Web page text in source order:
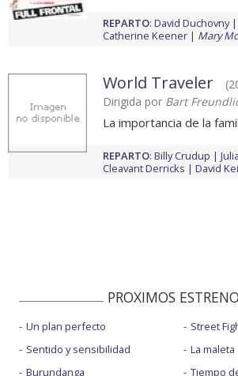
REPARTO: David Duchovny
Catherine Keener
Mary
World Traveler
Dirigida por Bart
La importancia de la
REPARTO: Billy Crudup
Cleavant Derricks
David
PROXIMOS
Un plan perfecto
Sentido y sensibilidad
Burundanga
Street
La maleta
Tiempo